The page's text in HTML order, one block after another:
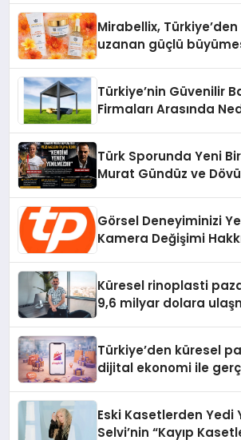
Mirabellix,
uzanan güçlü
Türkiye’nin Güvenilir
Firmaları Arasında
Türk Sporunda Yeni
Murat Gündüz ve
Görsel Deneyiminizi
Kamera Değişimi
Küresel rinoplasti
9,6 milyar dolara
Türkiye’den küresel
dijital ekonomi ile
Eski Kasetlerden Yedi
Selvi’nin “Kayıp